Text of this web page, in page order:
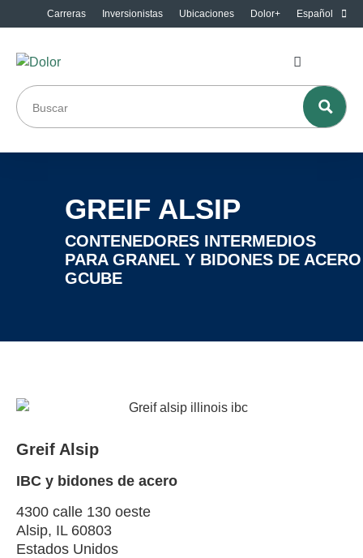
Carreras Inversionistas Ubicaciones Dolor+ Español
GREIF ALSIP
CONTENEDORES INTERMEDIOS
PARA GRANEL Y BIDONES DE ACERO
GCUBE
Greif Alsip
IBC y bidones de acero
4300 calle 130 oeste
Alsip, IL 60803
Estados Unidos